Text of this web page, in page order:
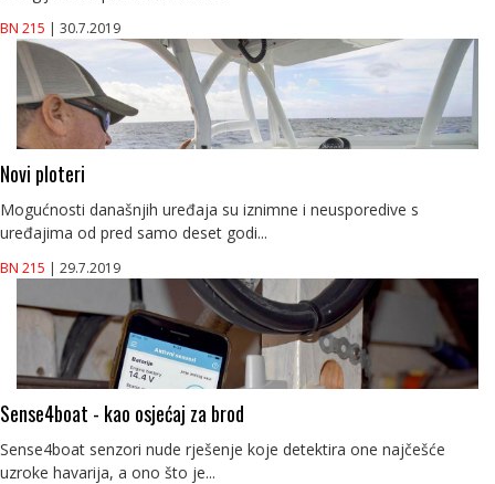
BN 215 | 30.7.2019
Novi ploteri
Mogućnosti današnjih uređaja su iznimne i neusporedive s
uređajima od pred samo deset godi...
BN 215 | 29.7.2019
Sense4boat - kao osjećaj za brod
Sense4boat senzori nude rješenje koje detektira one najčešće
uzroke havarija, a ono što je...